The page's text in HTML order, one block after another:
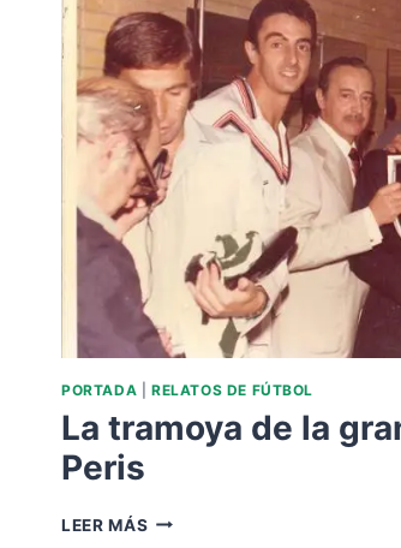
PORTADA RELATOS DE FÚTBOL
La tramoya de la
Peris
LEER MÁS LA